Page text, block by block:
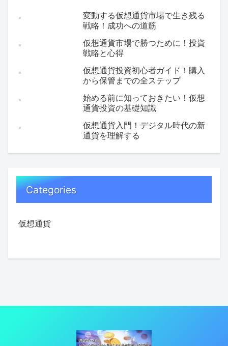
変動する仮想通貨市場で生き残る
戦略！成功への道筋
仮想通貨市場で勝つために！投資
戦略と心得
仮想通貨投資初心者ガイド！購入
から保管までの全ステップ
始める前に知っておきたい！仮想
通貨投資の基礎知識
仮想通貨入門！デジタル時代の新
通貨を理解する
Categories
仮想通貨